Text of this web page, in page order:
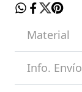
Material
Info. Envío